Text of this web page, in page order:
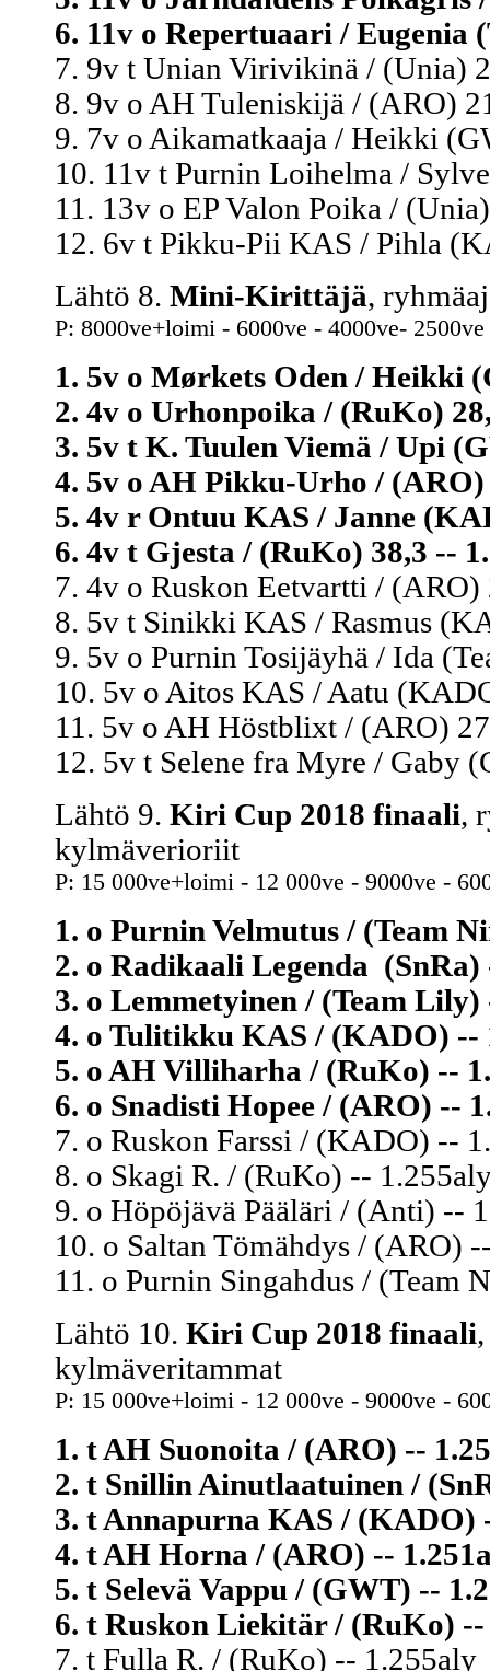
6. 11v o Repertuaari /
7. 9v t Unian Virivikinä / (Unia)
8. 9v o AH Tuleniskijä / (ARO)
9. 7v o Aikamatkaaja / Heikki
10. 11v t Purnin Loihelma /
11. 13v o EP Valon Poika /
12. 6v t Pikku-Pii KAS / Pihla
Lähtö 8. Mini-Kirittäjä,
P: 8000ve+loimi - 6000ve - 4000ve-
1. 5v o Mørkets Oden / Heikki
2. 4v o Urhonpoika / (RuKo)
3. 5v t K. Tuulen Viemä / Upi
4. 5v o AH Pikku-Urho / (ARO)
5. 4v r Ontuu KAS / Janne
6. 4v t Gjesta / (RuKo) 38,3 --
7. 4v o Ruskon Eetvartti / (ARO)
8. 5v t Sinikki KAS / Rasmus
9. 5v o Purnin Tosijäyhä / Ida
10. 5v o Aitos KAS / Aatu
11. 5v o AH Höstblixt / (ARO)
12. 5v t Selene fra Myre / Gaby
Lähtö 9. Kiri Cup 2018 finaali,
kylmäverioriit
P: 15 000ve+loimi - 12 000ve - 9000ve -
1. o Purnin Velmutus / (Team
2. o Radikaali Legenda (SnRa)
3. o Lemmetyinen / (Team Lily)
4. o Tulitikku KAS / (KADO) --
5. o AH Villiharha / (RuKo) --
6. o Snadisti Hopee / (ARO) --
7. o Ruskon Farssi / (KADO) --
8. o Skagi R. / (RuKo) --
9. o Höpöjävä Pääläri / (Anti) --
10. o Saltan Tömähdys / (ARO)
11. o Purnin Singahdus / (Team
Lähtö 10. Kiri Cup 2018 finaali
kylmäveritammat
P: 15 000ve+loimi - 12 000ve - 9000ve -
1. t AH Suonoita / (ARO) --
2. t Snillin Ainutlaatuinen /
3. t Annapurna KAS / (KADO)
4. t AH Horna / (ARO) --
5. t Selevä Vappu / (GWT) --
6. t Ruskon Liekitär / (RuKo) --
7. t Fulla R. / (RuKo) -- 1.255aly